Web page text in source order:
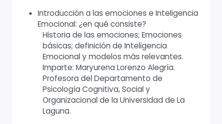
Introducción a las emociones e Inteligencia
Emocional: ¿en qué consiste?
Historia de las emociones; Emociones
básicas; definición de Inteligencia
Emocional y modelos más relevantes.
Imparte: Maryurena Lorenzo Alegría.
Profesora del Departamento de
Psicología Cognitiva, Social y
Organizacional de la Universidad de La
Laguna.